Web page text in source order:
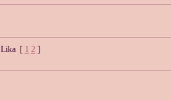
Lika [ 1 2 ]